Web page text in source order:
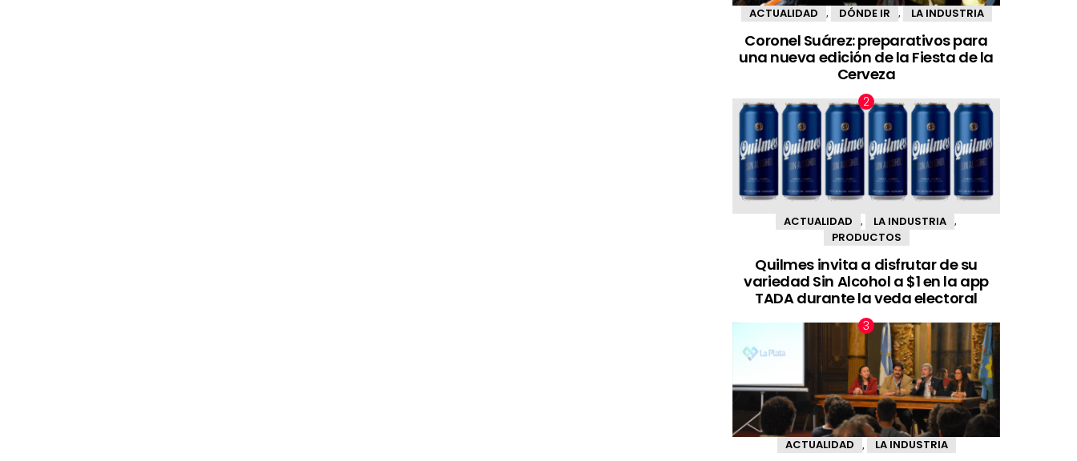
ACTUALIDAD , DÓNDE IR , LA INDUSTRIA
Coronel Suárez: preparativos para
una nueva edición de la Fiesta de la
Cerveza
ACTUALIDAD LA INDUSTRIA
PRODUCTOS
Quilmes invita a disfrutar de su
variedad Sin Alcohol a $1 en la app
TADA durante la veda electoral
ACTUALIDAD LA INDUSTRIA